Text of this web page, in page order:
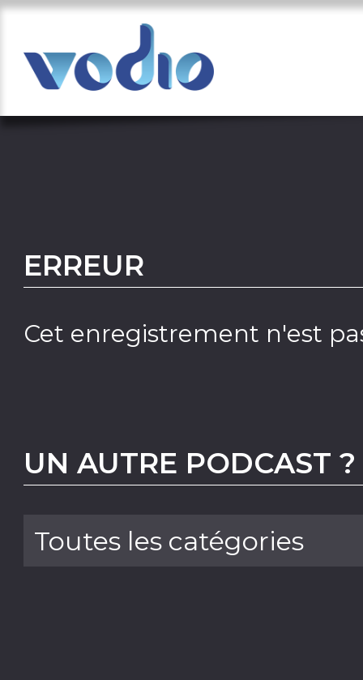
ERREUR
Cet enregistrement n'est
UN AUTRE PODCAST ?